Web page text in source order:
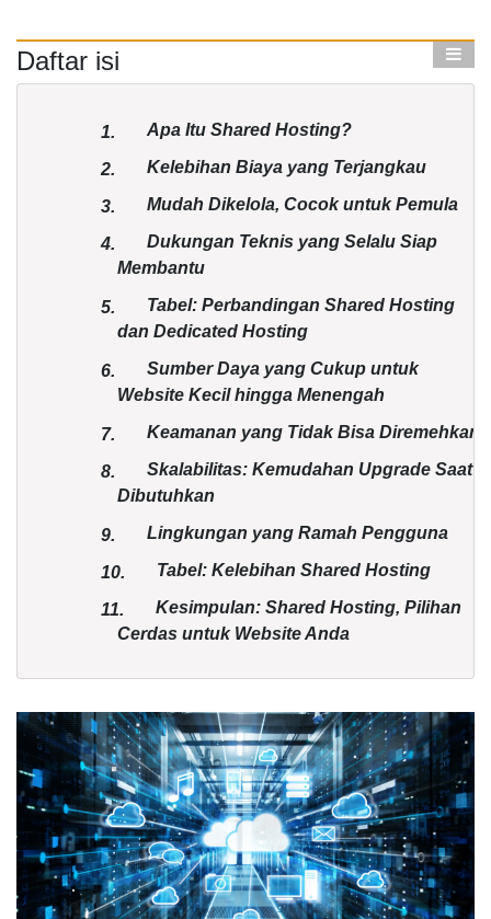
Daftar isi
1. Apa Itu Shared Hosting?
2. Kelebihan Biaya yang Terjangkau
3. Mudah Dikelola, Cocok untuk Pemula
4.
Dukungan Teknis yang Selalu Siap
Membantu
5.
Tabel: Perbandingan Shared Hosting
dan Dedicated Hosting
6.
Sumber Daya yang Cukup untuk
Website Kecil hingga Menengah
7. Keamanan yang Tidak Bisa Diremehkan
8.
Skalabilitas: Kemudahan Upgrade Saat
Dibutuhkan
9. Lingkungan yang Ramah Pengguna
10. Tabel: Kelebihan Shared Hosting
11.
Kesimpulan: Shared Hosting, Pilihan
Cerdas untuk Website Anda